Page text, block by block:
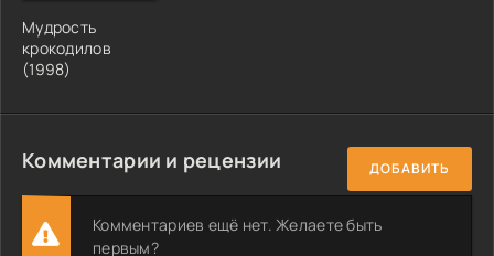
Мудрость
крокодилов
(1998)
Комментарии и рецензии ДОБАВИТЬ
Комментариев ещё нет. Желаете быть
первым?